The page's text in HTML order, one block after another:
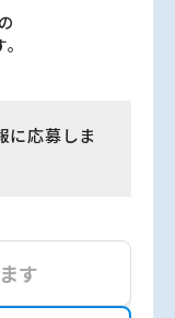
に応募しま
す